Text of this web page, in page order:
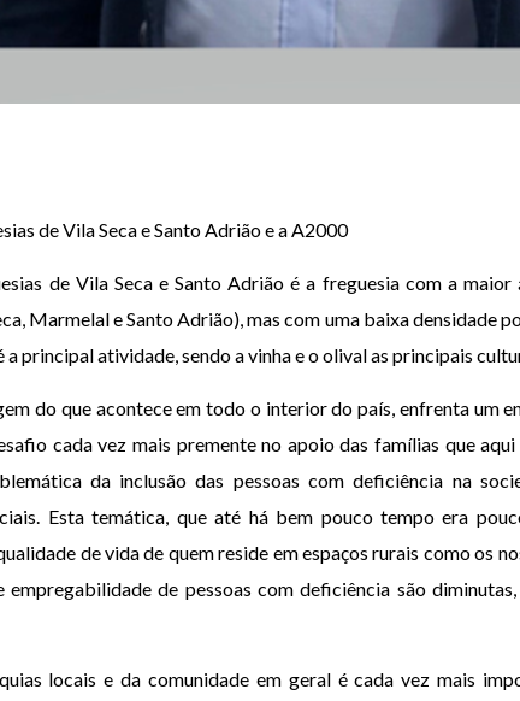
de Vila Seca e Santo Adrião e a A2000
de Vila Seca e Santo Adrião é a freguesia com a
Marmelal e Santo Adrião), mas com uma baixa densidade
a principal atividade, sendo a vinha e o olival as principais
do que acontece em todo o interior do país, enfrenta um
cada vez mais premente no apoio das famílias que
da inclusão das pessoas com deficiência na
Esta temática, que até há bem pouco tempo era
de vida de quem reside em espaços rurais como os
empregabilidade de pessoas com deficiência são
locais e da comunidade em geral é cada vez mais